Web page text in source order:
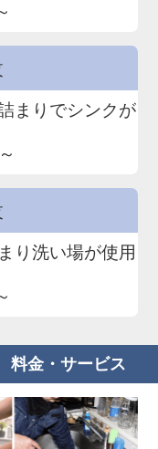
まりでシンクが
り洗い場が使用
料金・サービス